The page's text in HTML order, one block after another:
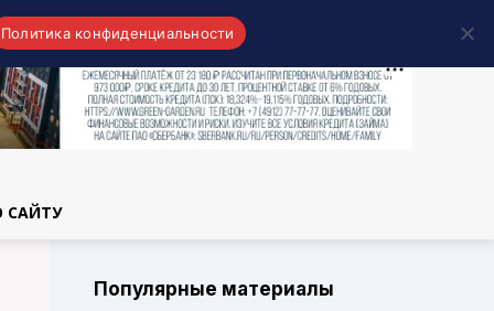
САЙТУ
Популярные материалы
Политика конфиденциальности